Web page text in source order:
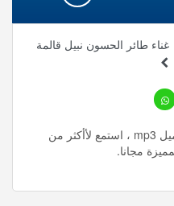
غناء طائر الحسون نبيل قالمة
غناء طائر الحسون بارفا استماع وتحميل mp3 ، استمع لأأكثر من